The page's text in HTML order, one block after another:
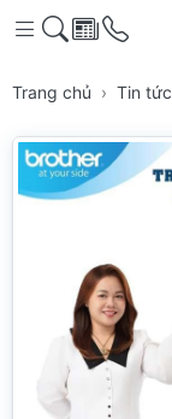
Trang chủ Tin tức